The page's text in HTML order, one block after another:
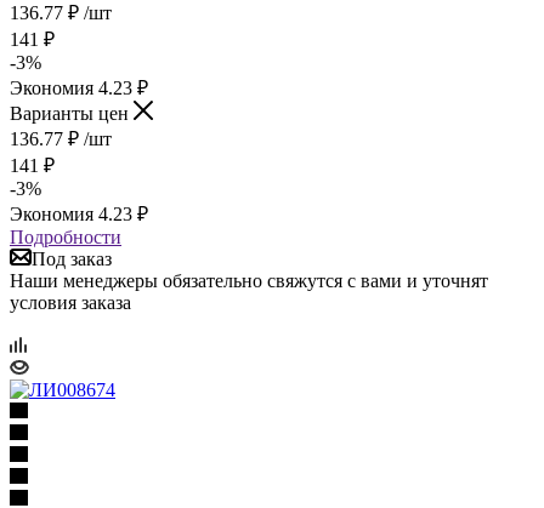
136.77 ₽ /шт
141 ₽
-3%
Экономия 4.23 ₽
Варианты цен
136.77 ₽ /шт
141 ₽
-3%
Экономия 4.23 ₽
Подробности
Под заказ
Наши менеджеры обязательно свяжутся с вами и уточнят
условия заказа